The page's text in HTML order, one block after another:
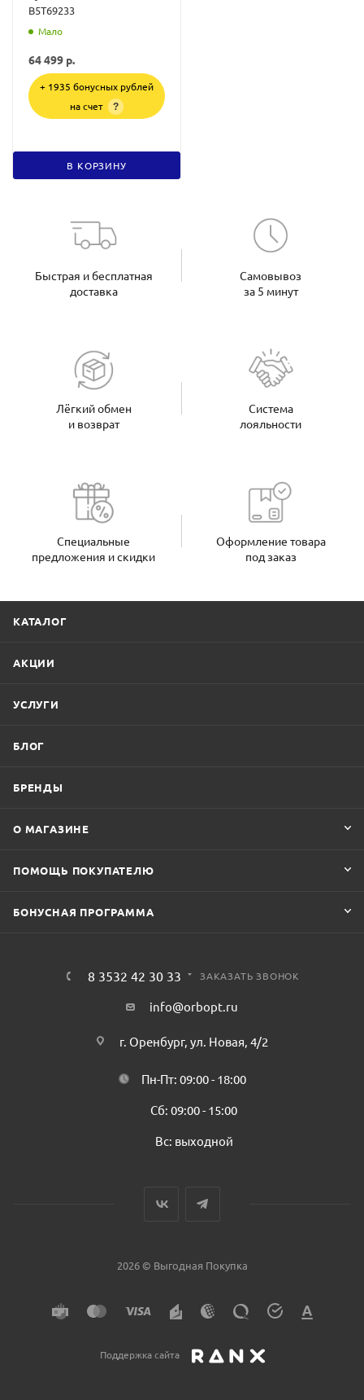
B5T69233
Мало
64 499 р.
+ 1935 бонусных рублей
на счет
?
В КОРЗИНУ
Быстрая и бесплатная
доставка
Самовывоз
за 5 минут
Лёгкий обмен
и возврат
Система
лояльности
Специальные
предложения и скидки
Оформление товара
под заказ
КАТАЛОГ
АКЦИИ
УСЛУГИ
БЛОГ
БРЕНДЫ
О МАГАЗИНЕ
ПОМОЩЬ ПОКУПАТЕЛЮ
БОНУСНАЯ ПРОГРАММА
8 3532 42 30 33 ЗАКАЗАТЬ ЗВОНОК
info@orbopt.ru
г. Оренбург, ул. Новая, 4/2
Пн-Пт: 09:00 - 18:00
Сб: 09:00 - 15:00
Вс: выходной
2026 © Выгодная Покупка
Поддержка сайта